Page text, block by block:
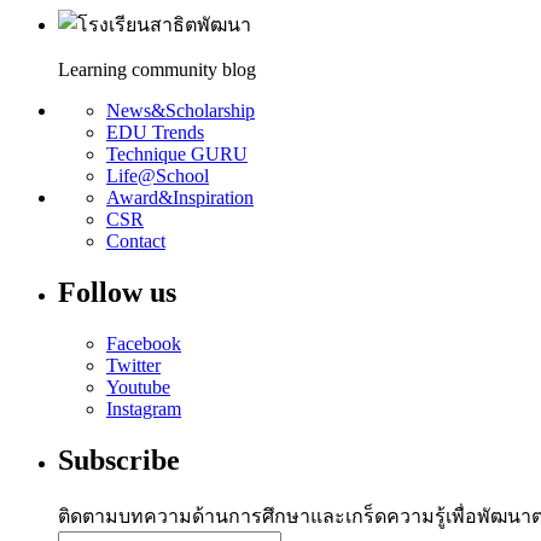
Learning community blog
News&Scholarship
EDU Trends
Technique GURU
Life@School
Award&Inspiration
CSR
Contact
Follow us
Facebook
Twitter
Youtube
Instagram
Subscribe
ติดตามบทความด้านการศึกษาและเกร็ดความรู้เพื่อพัฒนาต